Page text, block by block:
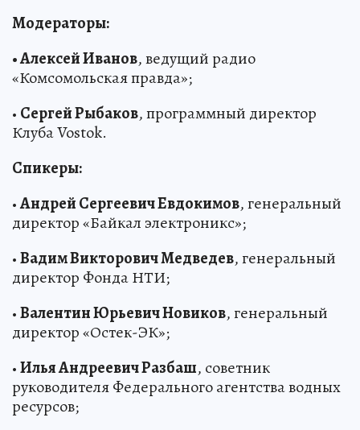
Модераторы:
• Алексей Иванов, ведущий радио
«Комсомольская правда»;
• Сергей Рыбаков, программный директор
Клуба Vostok.
Спикеры:
•Андрей Сергеевич Евдокимов, генеральный
директор «Байкал электроникс»;
•Вадим Викторович Медведев, генеральный
директор Фонда НТИ;
•Валентин Юрьевич Новиков, генеральный
директор «Остек-ЭК»;
•Илья Андреевич Разбаш, советник
руководителя Федерального агентства водных
ресурсов;